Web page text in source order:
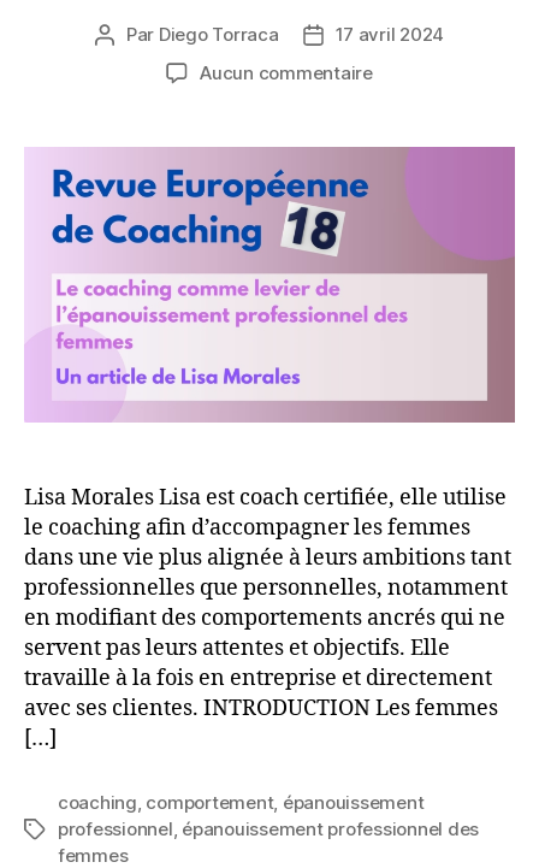
Auteur
Par Diego Torraca
Date17 avril 2024
Aucun commentairesur
comme
l’épanouissement
professionnel
femmes
de
déjouer
les
de
genre
internalisés
par
les
Lisa Morales Lisa est coach certifiée, elle utilise
le coaching afin d’accompagner les femmes
dans une vie plus alignée à leurs ambitions tant
professionnelles que personnelles, notamment
en modifiant des comportements ancrés qui ne
servent pas leurs attentes et objectifs. Elle
travaille à la fois en entreprise et directement
avec ses clientes. INTRODUCTION Les femmes
[…]
Étiquettes
coaching, comportement, épanouissement
professionnel, épanouissement professionnel des
femmes